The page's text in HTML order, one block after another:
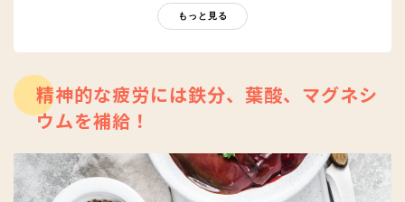
面で活躍中。テレビ、雑誌をはじめ、メディア出演多数。「食
生活が楽しいと人生が100倍楽しい！」をモットーに活動して
いる。公式サイト：http://e-vita.jp/
もっと見る
精神的な疲労には鉄分、葉酸、マグネシ
ウムを補給！